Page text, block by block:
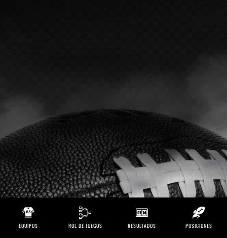
EQUIPOS ROL DE JUEGOS RESULTADOS POSICIONES